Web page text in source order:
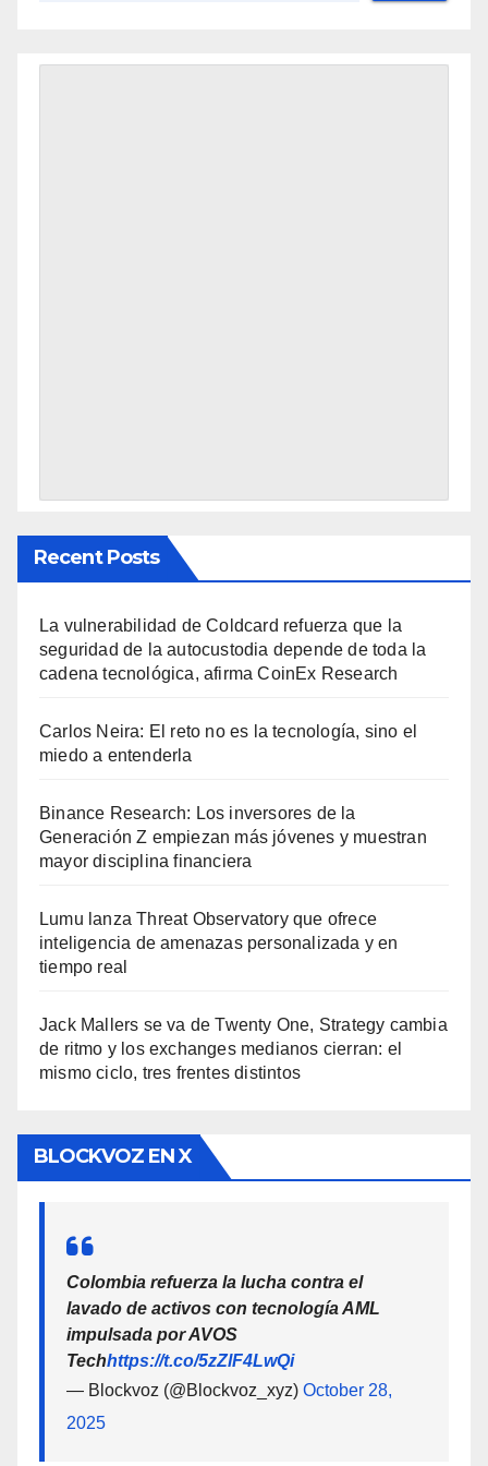
Recent Posts
La vulnerabilidad de Coldcard refuerza que la
seguridad de la autocustodia depende de toda la
cadena tecnológica, afirma CoinEx Research
Carlos Neira: El reto no es la tecnología, sino el
miedo a entenderla
Binance Research: Los inversores de la
Generación Z empiezan más jóvenes y muestran
mayor disciplina financiera
Lumu lanza Threat Observatory que ofrece
inteligencia de amenazas personalizada y en
tiempo real
Jack Mallers se va de Twenty One, Strategy cambia
de ritmo y los exchanges medianos cierran: el
mismo ciclo, tres frentes distintos
BLOCKVOZ EN X
Colombia refuerza la lucha contra el
lavado de activos con tecnología AML
impulsada por AVOS
Techhttps://t.co/5zZlF4LwQi
— Blockvoz (@Blockvoz_xyz) October 28,
2025